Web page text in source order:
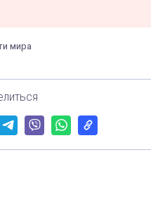
мира